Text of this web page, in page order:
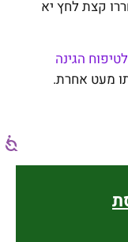
קצת לחץ יא
הגינה
מעט אחרת.